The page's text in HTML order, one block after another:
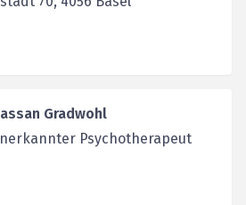
Gradwohl
Psychotherapeut